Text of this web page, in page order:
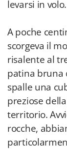
levarsi in volo.
A poche
scorgeva il
risalente al
patina bruna
spalle una
preziose
territorio.
rocche,